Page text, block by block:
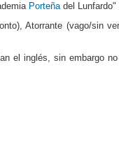
Porteñadel Lunfardo"
Atorrante (vago/sin
el inglés, sin embargo